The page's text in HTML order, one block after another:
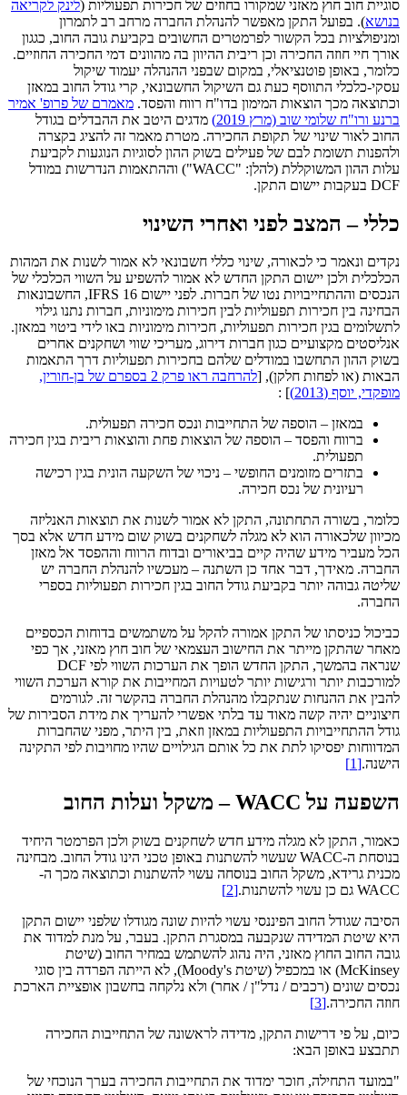
סוגיית חוב חוץ מאזני שמקורו בחוזים של חכירות תפעוליות (לינק לקריאה
בנושא). בפועל התקן מאפשר להנהלת החברה מרחב רב לתמרון
ומניפולציות בכל הקשור לפרמטרים החשובים בקביעת גובה החוב, כגגון
אורך חיי חוזה החכירה וכן ריבית ההיוון בה מהוונים דמי החכירה החוזיים.
כלומר, באופן פוטנציאלי, במקום שבפני ההנהלה יעמוד שיקול
עסקי-כלכלי התווסף כעת גם השיקול החשבונאי, קרי גודל החוב במאזן
וכתוצאה מכך הוצאות המימון בדו"ח רווח והפסד. מאמרם של פרופ' אמיר
ברנע ורו"ח שלומי שוב (מרץ 2019)
מדגים היטב את ההבדלים בגודל
החוב לאור שינוי של תקופת החכירה. מטרת מאמר זה להציג בקצרה
ולהפנות תשומת לבם של פעילים בשוק ההון לסוגיות הנוגעות לקביעת
עלות ההון המשוקללת (להלן: "WACC") וההתאמות הנדרשות במודל
DCF בעקבות יישום התקן.
כללי – המצב לפני ואחרי השינוי
נקדים ונאמר כי לכאורה, שינוי כללי חשבונאי לא אמור לשנות את המהות
הכלכלית ולכן יישום התקן החדש לא אמור להשפיע על השווי הכלכלי של
הנכסים וההתחייבויות נטו של חברות. לפני יישום IFRS 16, החשבונאות
הבחינה בין חכירות תפעוליות לבין חכירות מימוניות, חברות נתנו גילוי
לתשלומים בגין חכירות תפעוליות, חכירות מימוניות באו לידי ביטוי במאזן.
אנליסטים מקצועיים כגון חברות דירוג, מעריכי שווי ושחקנים אחרים
בשוק ההון התחשבו במודלים שלהם בחכירות תפעוליות דרך התאמות
הבאות (או לפחות חלקן), [
להרחבה ראו פרק 2 בספרם של בן-חורין,
מופקדי, יוסף (2013)
] :
במאזן – הוספה של התחייבות ונכס חכירה תפעולית.
ברווח והפסד – הוספה של הוצאות פחת והוצאות ריבית בגין חכירה
תפעולית.
בתזרים מזומנים החופשי – ניכוי של השקעה הונית בגין רכישה
רעיונית של נכס חכירה.
כלומר, בשורה התחתונה, התקן לא אמור לשנות את תוצאות האנליזה
מכיוון שלכאורה הוא לא מגלה לשחקנים בשוק שום מידע חדש אלא בסך
הכל מעביר מידע שהיה קיים בביאורים ובדוח הרווח וההפסד אל מאזן
החברה. מאידך, דבר אחד כן השתנה – מעכשיו להנהלת החברה יש
שליטה גבוהה יותר בקביעת גודל החוב בגין חכירות תפעוליות בספרי
החברה.
כביכול כניסתו של התקן אמורה להקל על משתמשים בדוחות הכספיים
מאחר שהתקן מייתר את החישוב העצמאי של חוב חוץ מאזני, אך כפי
שנראה בהמשך, התקן החדש הופך את הערכות השווי לפי DCF
למורכבות יותר ורגישות יותר לטעויות המחייבות את קורא הערכת השווי
להבין את ההנחות שנתקבלו מהנהלת החברה בהקשר זה. לגורמים
חיצוניים יהיה קשה מאוד עד בלתי אפשרי להעריך את מידת הסבירות של
גודל ההתחייבויות התפעוליות במאזן וזאת, בין היתר, מפני שהחברות
המדווחות יפסיקו לתת את כל אותם הגילויים שהיו מחויבות לפי התקינה
הישנה.[1]
השפעה על WACC– משקל ועלות החוב
כאמור, התקן לא מגלה מידע חדש לשחקנים בשוק ולכן הפרמטר היחיד
בנוסחת ה-WACC שעשוי להשתנות באופן טכני הינו גודל החוב. מבחינה
מכנית גרידא, משקל החוב בנוסחה עשוי להשתנות וכתוצאה מכך ה-
WACC גם כן עשוי להשתנות.
[2]
הסיבה שגודל החוב הפיננסי עשוי להיות שונה מגודלו שלפני יישום התקן
היא שיטת המדידה שנקבעה במסגרת התקן. בעבר, על מנת למדוד את
גובה החוב החוץ מאזני, היה נהוג להשתמש במחיר החוב (שיטת
McKinsey) או במכפיל (שיטת Moody's), לא הייתה הפרדה בין סוגי
נכסים שונים (רכבים / נדל"ן / אחר) ולא נלקחה בחשבון אופציית הארכת
חוזה החכירה.[3]
כיום, על פי דרישות התקן, מדידה לראשונה של התחייבות החכירה
תתבצע באופן הבא:
"במועד התחילה, חוכר ימדוד את התחייבות החכירה בערך הנוכחי של